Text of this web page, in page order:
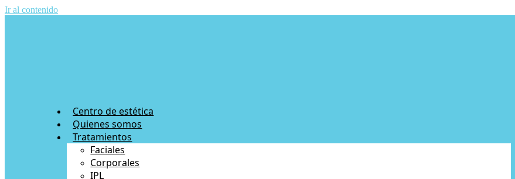
Ir al contenido
Centro de estética
Quienes somos
Tratamientos
Faciales
Corporales
IPL